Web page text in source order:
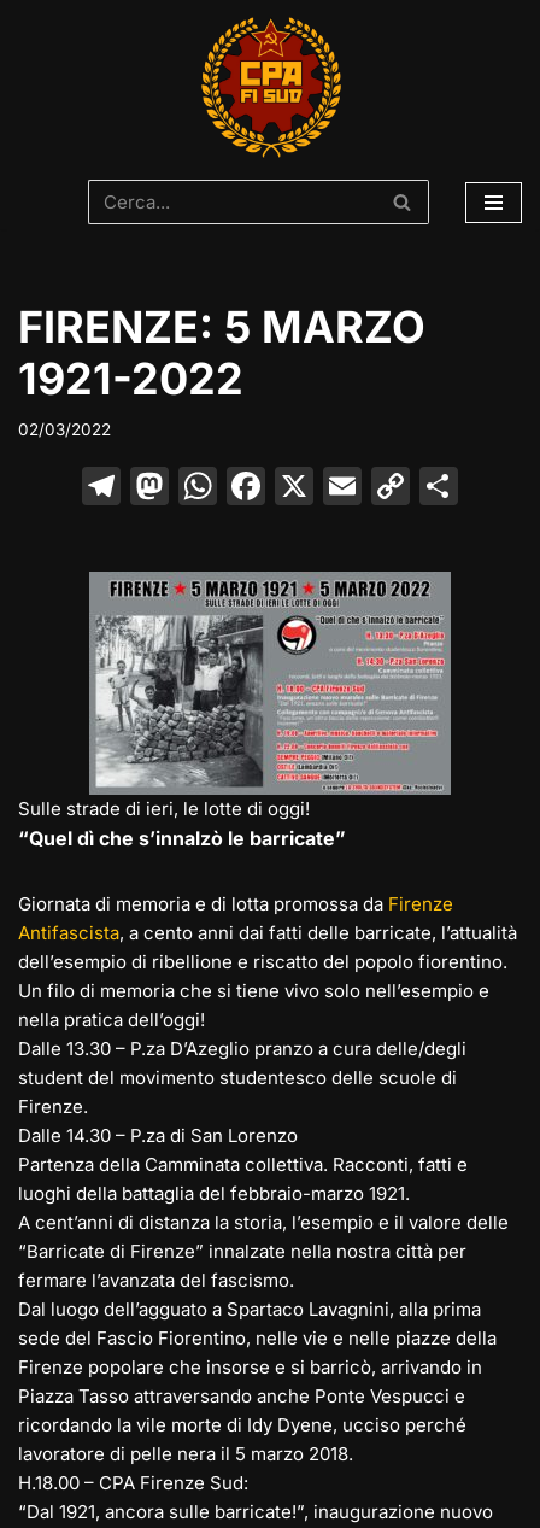
FIRENZE: 5 MARZO
1921-2022
02/03/2022
T
e
gr
a
m
M
st
o
d
o
n
W
at
s
A
p
p
F
c
e
b
o
o
k
X E
ai
l
C
p
y
Li
n
k
Sulle strade di ieri, le lotte di oggi!
“Quel dì che s’innalzò le barricate”
Giornata di memoria e di lotta promossa da Firenze
Antifascista, a cento anni dai fatti delle barricate, l’attualità
dell’esempio di ribellione e riscatto del popolo fiorentino.
Un filo di memoria che si tiene vivo solo nell’esempio e
nella pratica dell’oggi!
Dalle 13.30 – P.za D’Azeglio pranzo a cura delle/degli
student del movimento studentesco delle scuole di
Firenze.
Dalle 14.30 – P.za di San Lorenzo
Partenza della Camminata collettiva. Racconti, fatti e
luoghi della battaglia del febbraio-marzo 1921.
A cent’anni di distanza la storia, l’esempio e il valore delle
“Barricate di Firenze” innalzate nella nostra città per
fermare l’avanzata del fascismo.
Dal luogo dell’agguato a Spartaco Lavagnini, alla prima
sede del Fascio Fiorentino, nelle vie e nelle piazze della
Firenze popolare che insorse e si barricò, arrivando in
Piazza Tasso attraversando anche Ponte Vespucci e
ricordando la vile morte di Idy Dyene, ucciso perché
lavoratore di pelle nera il 5 marzo 2018.
H.18.00 – CPA Firenze Sud:
“Dal 1921, ancora sulle barricate!”, inaugurazione nuovo